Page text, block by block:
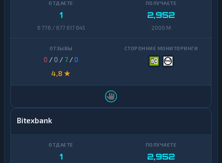
1
6 776 / 677 617 645
2,952
2000 M
0 / 0 / 7 /0
4,8 ★
Bitexbank
1 2,952